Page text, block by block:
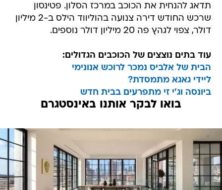
תדאג להנחית את הכוכב במרכז הסלון. פטינסון
שרכש החודש דירה צנועה בהוליווד הילס ב-2 מיליון
דולר, צפוי לגהץ פה 20 מיליון דולר נוספים.
עוד בתים נוצצים של הכוכבים הגדולים:
הבית של אלביס נמכר לרוכש אנונימי
ליידי גאגא מתמסדת?
ביונסה וג'י זי מתפרעים בבית חדש
בואו לבקר אותנו באינסטגרם